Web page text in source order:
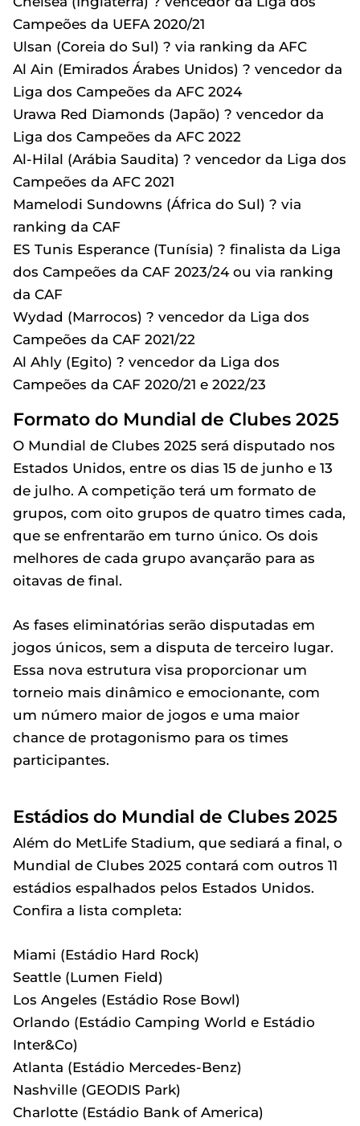
Campeões da UEFA 2020/21
Ulsan (Coreia do Sul) ? via ranking da AFC
Al Ain (Emirados Árabes Unidos) ? vencedor da
Liga dos Campeões da AFC 2024
Urawa Red Diamonds (Japão) ? vencedor da
Liga dos Campeões da AFC 2022
Al-Hilal (Arábia Saudita) ? vencedor da Liga dos
Campeões da AFC 2021
Mamelodi Sundowns (África do Sul) ? via
ranking da CAF
ES Tunis Esperance (Tunísia) ? finalista da Liga
dos Campeões da CAF 2023/24 ou via ranking
da CAF
Wydad (Marrocos) ? vencedor da Liga dos
Campeões da CAF 2021/22
Al Ahly (Egito) ? vencedor da Liga dos
Campeões da CAF 2020/21 e 2022/23
Formato do Mundial de Clubes 2025
O Mundial de Clubes 2025 será disputado nos
Estados Unidos, entre os dias 15 de junho e 13
de julho. A competição terá um formato de
grupos, com oito grupos de quatro times cada,
que se enfrentarão em turno único. Os dois
melhores de cada grupo avançarão para as
oitavas de final.
As fases eliminatórias serão disputadas em
jogos únicos, sem a disputa de terceiro lugar.
Essa nova estrutura visa proporcionar um
torneio mais dinâmico e emocionante, com
um número maior de jogos e uma maior
chance de protagonismo para os times
participantes.
Estádios do Mundial de Clubes 2025
Além do MetLife Stadium, que sediará a final, o
Mundial de Clubes 2025 contará com outros 11
estádios espalhados pelos Estados Unidos.
Confira a lista completa:
Miami (Estádio Hard Rock)
Seattle (Lumen Field)
Los Angeles (Estádio Rose Bowl)
Orlando (Estádio Camping World e Estádio
Inter&Co)
Atlanta (Estádio Mercedes-Benz)
Nashville (GEODIS Park)
Charlotte (Estádio Bank of America)